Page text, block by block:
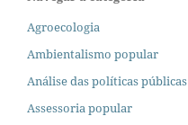
Agroecologia
Ambientalismo popular
Análise das políticas públicas
Assessoria popular